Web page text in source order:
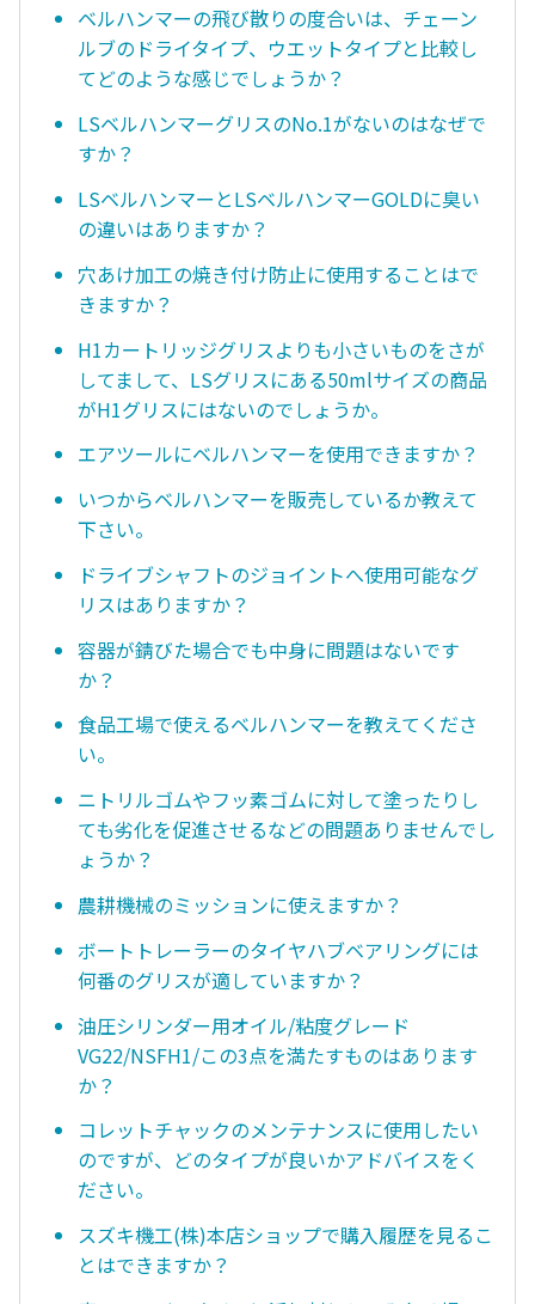
ベルハンマーの飛び散りの度合いは、チェーン
ルブのドライタイプ、ウエットタイプと比較し
てどのような感じでしょうか？
LSベルハンマーグリスのNo.1がないのはなぜで
すか？
LSベルハンマーとLSベルハンマーGOLDに臭い
の違いはありますか？
穴あけ加工の焼き付け防止に使用することはで
きますか？
H1カートリッジグリスよりも小さいものをさが
してまして、LSグリスにある50mlサイズの商品
がH1グリスにはないのでしょうか。
エアツールにベルハンマーを使用できますか？
いつからベルハンマーを販売しているか教えて
下さい。
ドライブシャフトのジョイントへ使用可能なグ
リスはありますか？
容器が錆びた場合でも中身に問題はないです
か？
食品工場で使えるベルハンマーを教えてくださ
い。
ニトリルゴムやフッ素ゴムに対して塗ったりし
ても劣化を促進させるなどの問題ありませんでし
ょうか？
農耕機械のミッションに使えますか？
ボートトレーラーのタイヤハブベアリングには
何番のグリスが適していますか？
油圧シリンダー用オイル/粘度グレード
VG22/NSFH1/この3点を満たすものはあります
か？
コレットチャックのメンテナンスに使用したい
のですが、どのタイプが良いかアドバイスをく
ださい。
スズキ機工(株)本店ショップで購入履歴を見るこ
とはできますか？